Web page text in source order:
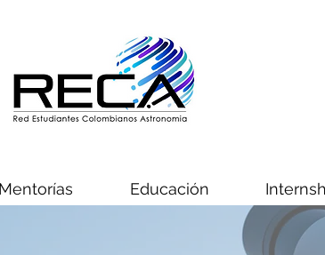
Mentorías Educación